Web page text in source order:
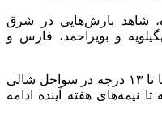
گفته شده، شاهد بارش‌هایی در شرق
و بویراحمد، فارس و
همچنین در این روزها شاهد کاهش دما تا ۱۳ درجه در سواحل شالی
هفته آینده ادامه